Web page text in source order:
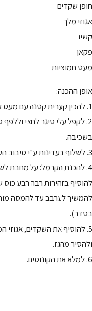
חופן שקדים
אגוזי מלך
קשיו
פקאן
מעט חמוציות
אופן ההכנה:
1. להכין קערית קטנה עם מעט קמח ומים לדבק עלי הסיגר.
2. לקפל עלי סיגר לחצי
בשכיבה.
3. לשלוף בעדינות ע"י סיבוב הקונוס (נשלף בקלות).
4. להכנת הקרמל: על מחבת
להוסיף בזהירות רבה רבע
להמשיך לערבב עד להמסה
בסדר).
5. להוסיף את השקדים, אגוזי
ולהסיר מהגז.
6. למלא את הקונוסים.